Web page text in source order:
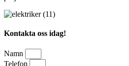
Kontakta oss idag!
Namn
Telefon